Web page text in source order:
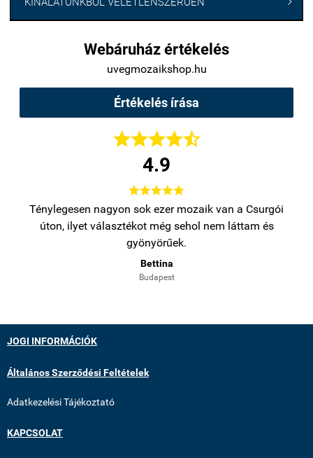
Webáruház értékelés
uvegmozaikshop.hu
Értékelés írása

4.9

Ténylegesen nagyon sok ezer mozaik van a Csurgói
úton, ilyet választékot még sehol nem láttam és
gyönyörűek.
Bettina
Budapest
JOGI INFORMÁCIÓK
Általános Szerződési Feltételek
Adatkezelési Tájékoztató
KAPCSOLAT